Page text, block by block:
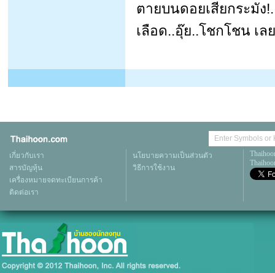
ตายบนดอยเสียกระมัง
เลือด..อุ๊ย..โชกโชน เ
เกี่ยวกับเรา
สารบัญหุ้น
เครื่องหมายจดทะเบียนการค้า
ติดต่อเรา
นโยบายความเป็นส่วนตัว
วิธีการใช้งาน